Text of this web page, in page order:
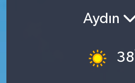
Aydın
38